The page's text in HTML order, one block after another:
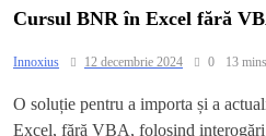
Cursul BNR în Excel fără
Innoxius 12 decembrie 2024 0 13 mins
O soluție pentru a importa și a
Excel, fără VBA, folosind